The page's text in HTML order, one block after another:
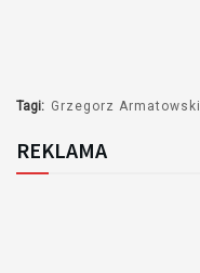
Tagi: Grzegorz Armatowski
REKLAMA